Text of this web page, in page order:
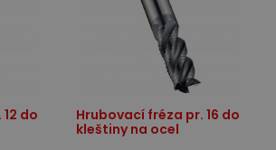
do
Hrubovací fréza pr. 16 do
kleštiny na ocel